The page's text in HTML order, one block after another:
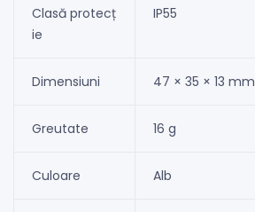
Clasă protecț
ie
IP55
Dimensiuni 47 × 35 × 13 mm
Greutate 16 g
Culoare Alb